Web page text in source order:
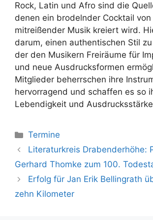
Rock, Latin und Afro sind die
denen ein brodelnder Cocktail
mitreißender Musik kreiert wird.
darum, einen authentischen Stil
der den Musikern Freiräume für
und neue Ausdrucksformen
Mitglieder beherrschen ihre
hervorragend und schaffen es so
Lebendigkeit und
Kategorien
Termine
Literaturkreis Drabenderhöhe:
Gerhard Thomke zum 100.
Erfolg für Jan Erik Bellingrath
zehn Kilometer